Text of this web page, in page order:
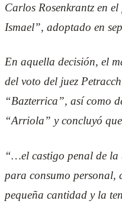
Carlos Rosenkrantz en
Ismael”, adoptado en
En aquella decisión, el
del voto del juez
“Bazterrica”, así como
“Arriola” y concluyó
“…el castigo penal de la
para consumo personal,
pequeña cantidad y la